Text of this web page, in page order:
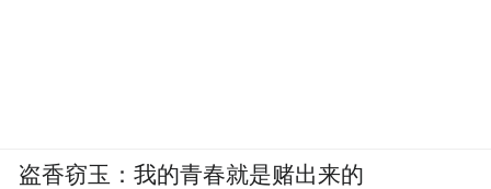
盗香窃玉：我的青春就是赌出来的